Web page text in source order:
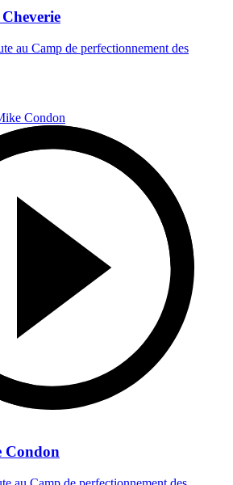
au Camp de perfectionnement des
Condon